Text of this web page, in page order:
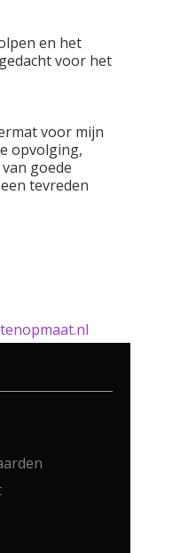
en het
voor het
voor mijn
opvolging,
goede
tevreden